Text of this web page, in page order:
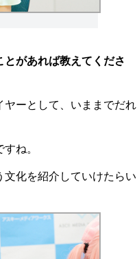
があれば教えてくださ
ヤーとして、いままでだれ
ね。
文化を紹介していけたらい